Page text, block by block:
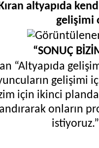
altyapıda
gelişimi
“SONUÇ
“Altyapıda
gelişimi
için ikinci
onların